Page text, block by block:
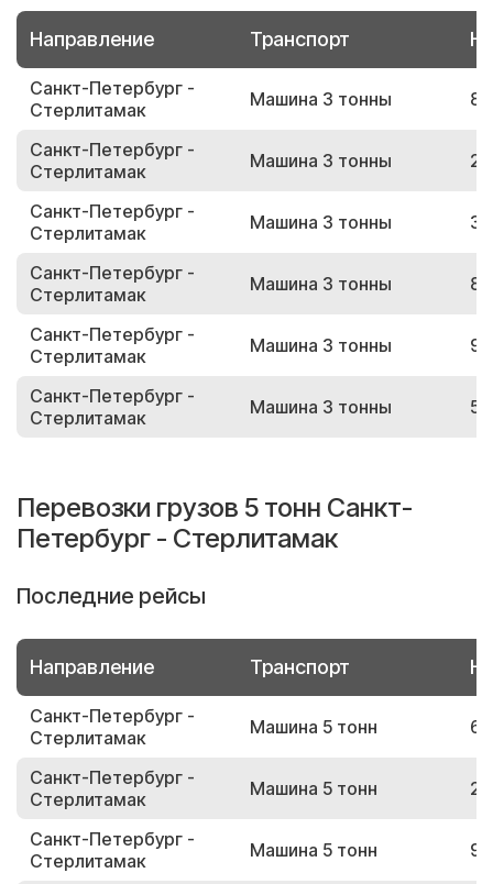
Направление Транспорт
Санкт-Петербург -
Стерлитамак
Машина 3 тонны
Санкт-Петербург -
Стерлитамак
Машина 3 тонны
Санкт-Петербург -
Стерлитамак
Машина 3 тонны
Санкт-Петербург -
Стерлитамак
Машина 3 тонны
Санкт-Петербург -
Стерлитамак
Машина 3 тонны
Санкт-Петербург -
Стерлитамак
Машина 3 тонны
Перевозки грузов 5 тонн Санкт-
Петербург - Стерлитамак
Последние рейсы
Направление Транспорт
Санкт-Петербург -
Стерлитамак
Машина 5 тонн
Санкт-Петербург -
Стерлитамак
Машина 5 тонн
Санкт-Петербург -
Стерлитамак
Машина 5 тонн